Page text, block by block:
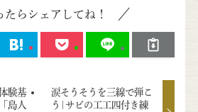
たらシェアしてね！
験基
島人
涙そうそうを三線で弾こ
う|サビの工工四付き練